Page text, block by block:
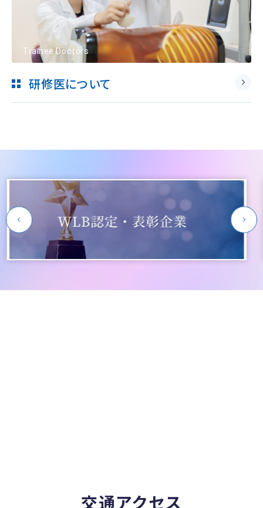
Trainee Doctors
研修医について
交通アクセス